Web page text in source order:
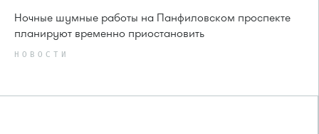
Ночные шумные работы на Панфиловском проспекте
планируют временно приостановить
НОВОСТИ